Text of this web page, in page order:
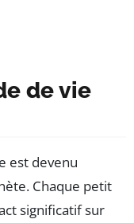
de vie
est devenu
Chaque petit
significatif sur